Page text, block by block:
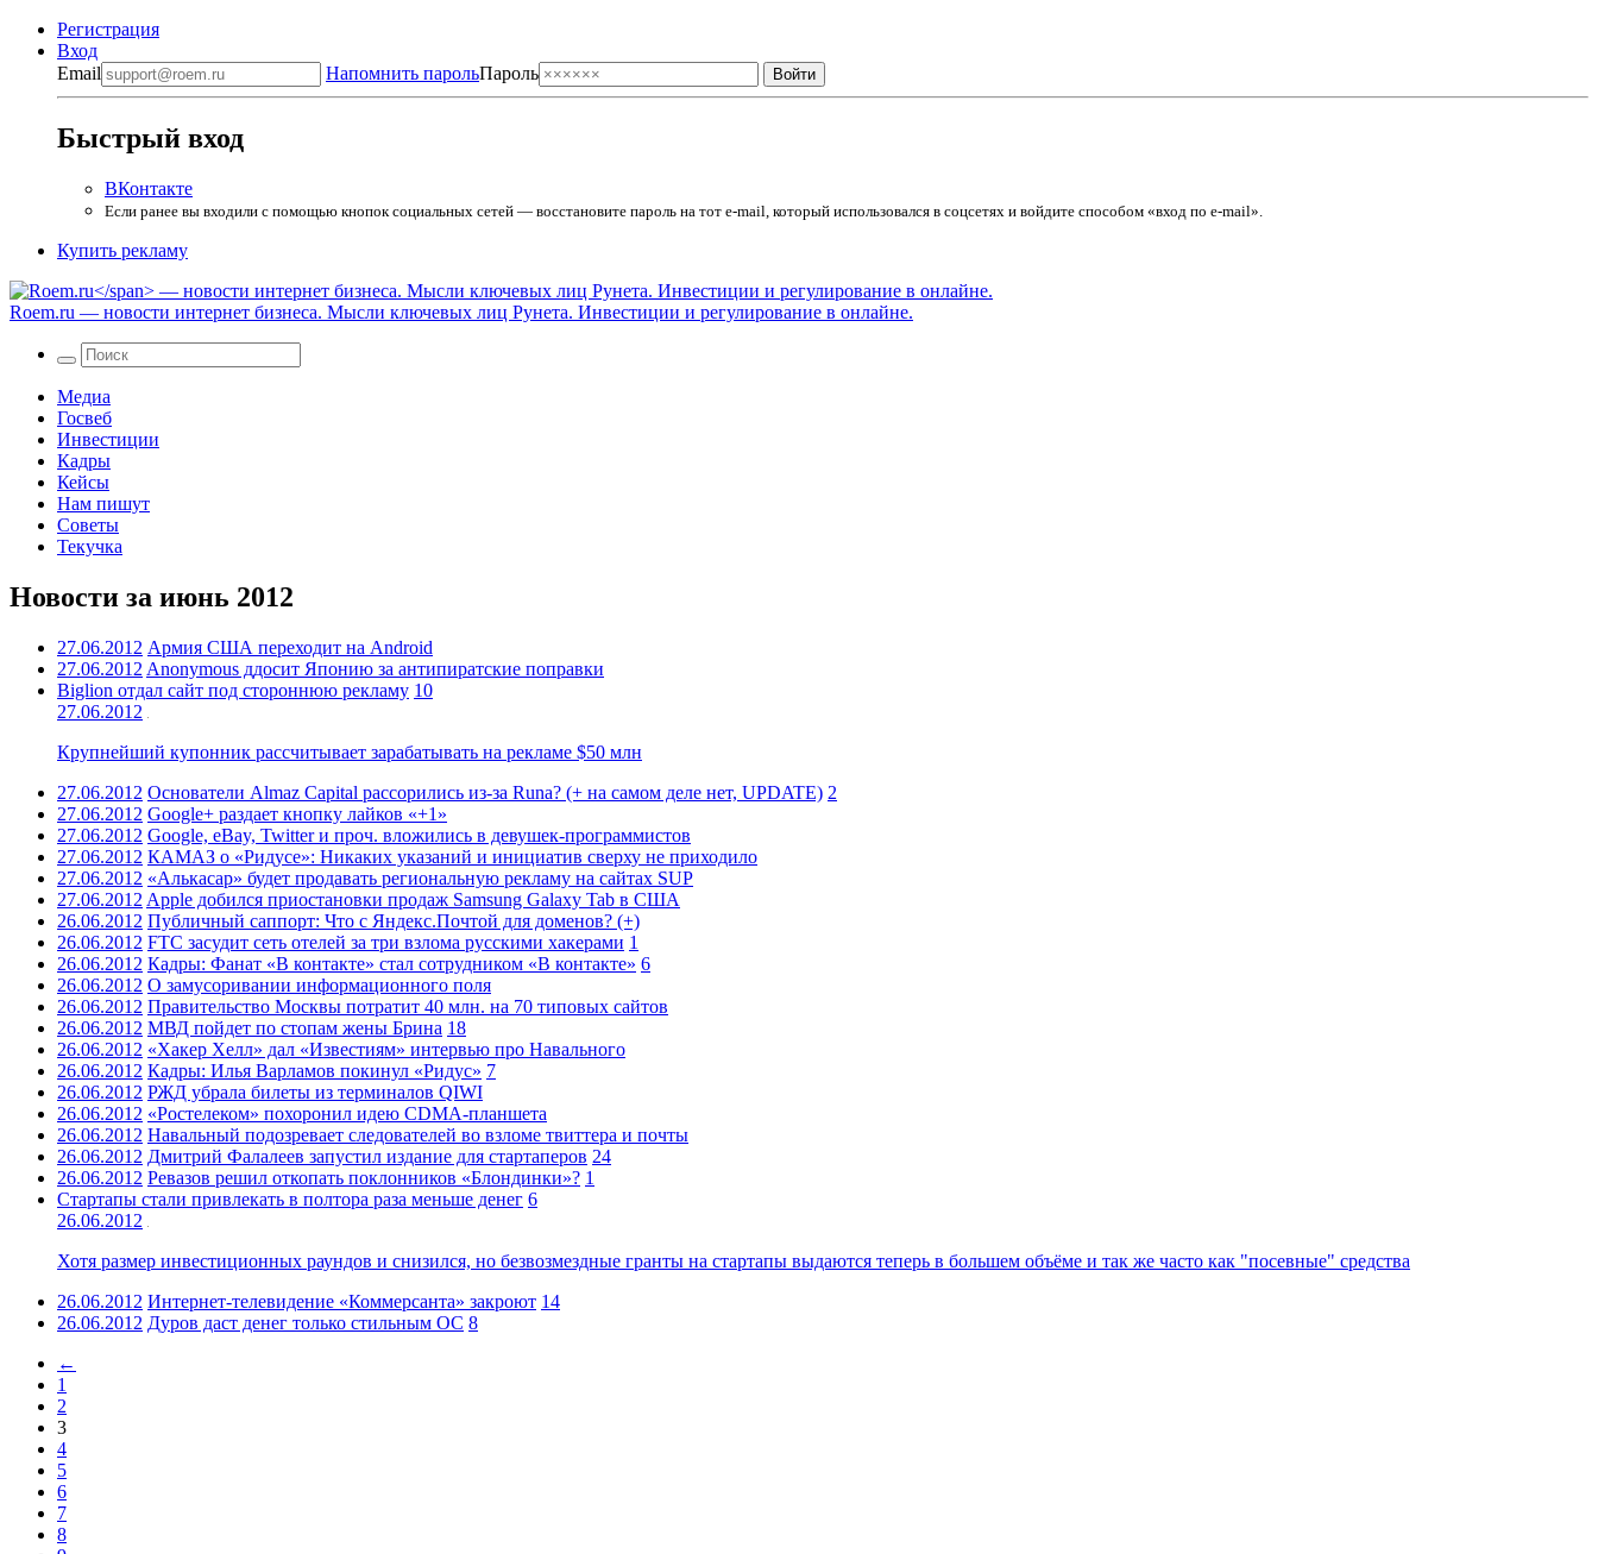
Регистрация
Вход
Email
Напомнить парольПароль
Быстрый вход
ВКонтакте
Если ранее вы входили с помощью кнопок социальных сетей — восстановите пароль на тот e-mail, который использовался в соцсетях и войдите способом «вход по e-mail».
Купить рекламу
Roem.ru — новости интернет бизнеса. Мысли ключевых лиц Рунета. Инвестиции и регулирование в онлайне.
Медиа
Госвеб
Инвестиции
Кадры
Кейсы
Нам пишут
Советы
Текучка
Новости за июнь 2012
27.06.2012 Армия США переходит на Android
27.06.2012 Anonymous ддосит Японию за антипиратские поправки
Biglion отдал сайт под стороннюю рекламу 10
27.06.2012
Крупнейший купонник рассчитывает зарабатывать на рекламе $50 млн
27.06.2012 Основатели Almaz Capital рассорились из-за Runa? (+ на самом деле нет, UPDATE) 2
27.06.2012 Google+ раздает кнопку лайков «+1»
27.06.2012 Google, eBay, Twitter и проч. вложились в девушек-программистов
27.06.2012 КАМАЗ о «Ридусе»: Никаких указаний и инициатив сверху не приходило
27.06.2012 «Алькасар» будет продавать региональную рекламу на сайтах SUP
27.06.2012 Apple добился приостановки продаж Samsung Galaxy Tab в США
26.06.2012 Публичный саппорт: Что с Яндекс.Почтой для доменов? (+)
26.06.2012 FTC засудит сеть отелей за три взлома русскими хакерами 1
26.06.2012 Кадры: Фанат «В контакте» стал сотрудником «В контакте» 6
26.06.2012 О замусоривании информационного поля
26.06.2012 Правительство Москвы потратит 40 млн. на 70 типовых сайтов
26.06.2012 МВД пойдет по стопам жены Брина 18
26.06.2012 «Хакер Хелл» дал «Известиям» интервью про Навального
26.06.2012 Кадры: Илья Варламов покинул «Ридус» 7
26.06.2012 РЖД убрала билеты из терминалов QIWI
26.06.2012 «Ростелеком» похоронил идею CDMA-планшета
26.06.2012 Навальный подозревает следователей во взломе твиттера и почты
26.06.2012 Дмитрий Фалалеев запустил издание для стартаперов 24
26.06.2012 Ревазов решил откопать поклонников «Блондинки»? 1
Стартапы стали привлекать в полтора раза меньше денег 6
26.06.2012
Хотя размер инвестиционных раундов и снизился, но безвозмездные гранты на стартапы выдаются теперь в большем объёме и так же часто как "посевные" средства
26.06.2012 Интернет-телевидение «Коммерсанта» закроют 14
26.06.2012 Дуров даст денег только стильным ОС 8
←
1
2
3
4
5
6
7
8